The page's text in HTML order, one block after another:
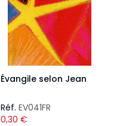
Évangile selon Jean
Réf. EV041FR
0,30 €